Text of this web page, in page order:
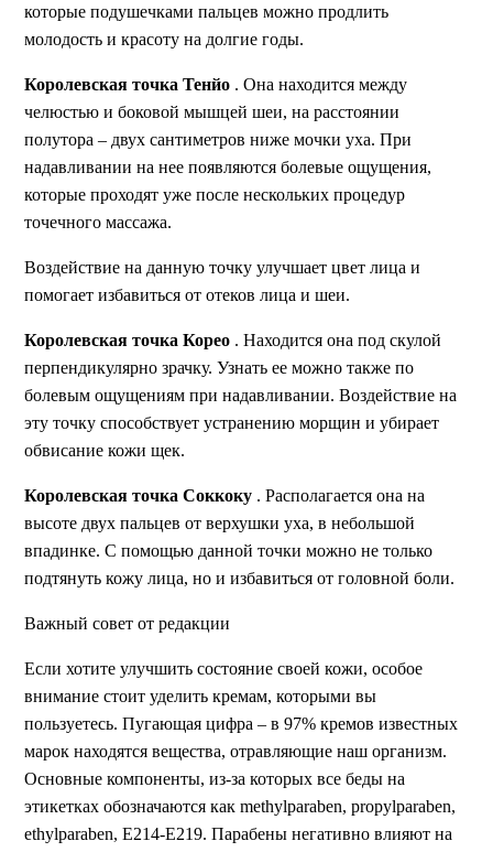
которые подушечками пальцев можно продлить
молодость и красоту на долгие годы.
Королевская точка Тенйо . Она находится между
челюстью и боковой мышцей шеи, на расстоянии
полутора – двух сантиметров ниже мочки уха. При
надавливании на нее появляются болевые ощущения,
которые проходят уже после нескольких процедур
точечного массажа.
Воздействие на данную точку улучшает цвет лица и
помогает избавиться от отеков лица и шеи.
Королевская точка Корео . Находится она под скулой
перпендикулярно зрачку. Узнать ее можно также по
болевым ощущениям при надавливании. Воздействие на
эту точку способствует устранению морщин и убирает
обвисание кожи щек.
Королевская точка Соккоку . Располагается она на
высоте двух пальцев от верхушки уха, в небольшой
впадинке. С помощью данной точки можно не только
подтянуть кожу лица, но и избавиться от головной боли.
Важный совет от редакции
Если хотите улучшить состояние своей кожи, особое
внимание стоит уделить кремам, которыми вы
пользуетесь. Пугающая цифра – в 97% кремов известных
марок находятся вещества, отравляющие наш организм.
Основные компоненты, из-за которых все беды на
этикетках обозначаются как methylparaben, propylparaben,
ethylparaben, Е214-Е219. Парабены негативно влияют на